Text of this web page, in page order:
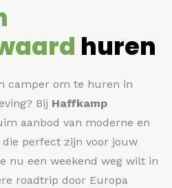
huren
camper om te huren in
Bij Haffkamp
aanbod van moderne en
perfect zijn voor jouw
nu een weekend weg wilt in
roadtrip door Europa